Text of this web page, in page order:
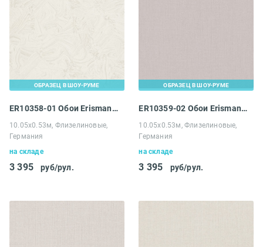
ОБРАЗЕЦ В ШОУ-РУМЕ
ER10358-01 Обои Erismann 4 Earth Melissa
10.05х0.53м, Флизелиновые,
Германия
на складе
3 395 руб/рул.
ОБРАЗЕЦ В ШОУ-РУМЕ
ER10359-02 Обои Erismann 4 Earth Melissa
10.05х0.53м, Флизелиновые,
Германия
на складе
3 395 руб/рул.